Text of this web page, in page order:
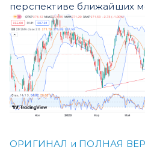
перспективе ближайших
ОРИГИНАЛ и ПОЛНАЯ